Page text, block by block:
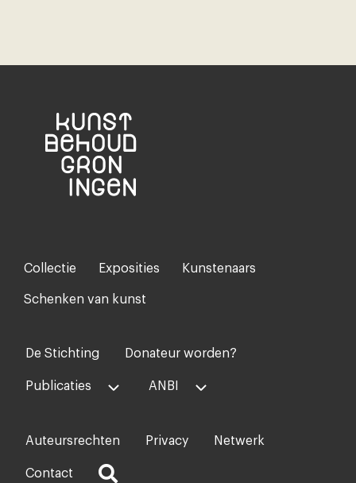
Footer-
menu
Collectie Exposities Kunstenaars
Schenken van kunst
Voet
midden
De Stichting Donateur worden?
Publicaties ANBI
Voet
rechts
Auteursrechten Privacy Netwerk
Contact